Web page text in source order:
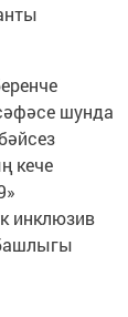
шунда
кече
инклюзив